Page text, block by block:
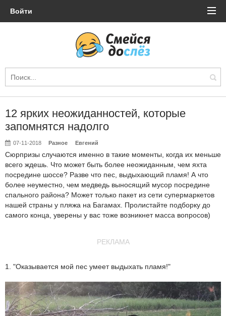
Войти
12 ярких неожиданностей, которые
запомнятся надолго
07-11-2018 Разное Евгений
Сюрпризы случаются именно в такие моменты, когда их меньше
всего ждешь. Что может быть более неожиданным, чем яхта
посредине шоссе? Разве что пес, выдыхающий пламя! А что
более неуместно, чем медведь выносящий мусор посредине
спального района? Может только пакет из сети супермаркетов
нашей страны у пляжа на Багамах. Пролистайте подборку до
самого конца, уверены у вас тоже возникнет масса вопросов)
РЕКЛАМА
1. "Оказывается мой пес умеет выдыхать пламя!"